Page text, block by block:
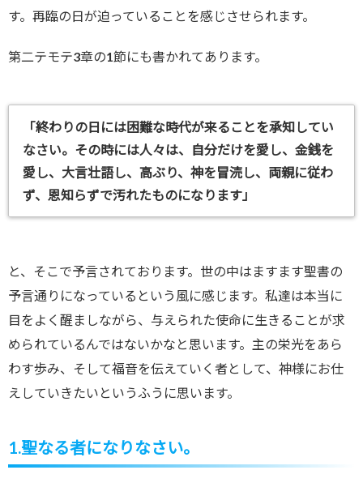
す。再臨の日が迫っていることを感じさせられます。
第二テモテ3章の1節にも書かれてあります。
「終わりの日には困難な時代が来ることを承知してい
なさい。その時には人々は、自分だけを愛し、金銭を
愛し、大言壮語し、高ぶり、神を冒涜し、両親に従わ
ず、恩知らずで汚れたものになります」
と、そこで予言されております。世の中はますます聖書の
予言通りになっているという風に感じます。私達は本当に
目をよく醒ましながら、与えられた使命に生きることが求
められているんではないかなと思います。主の栄光をあら
わす歩み、そして福音を伝えていく者として、神様にお仕
えしていきたいというふうに思います。
1.聖なる者になりなさい。